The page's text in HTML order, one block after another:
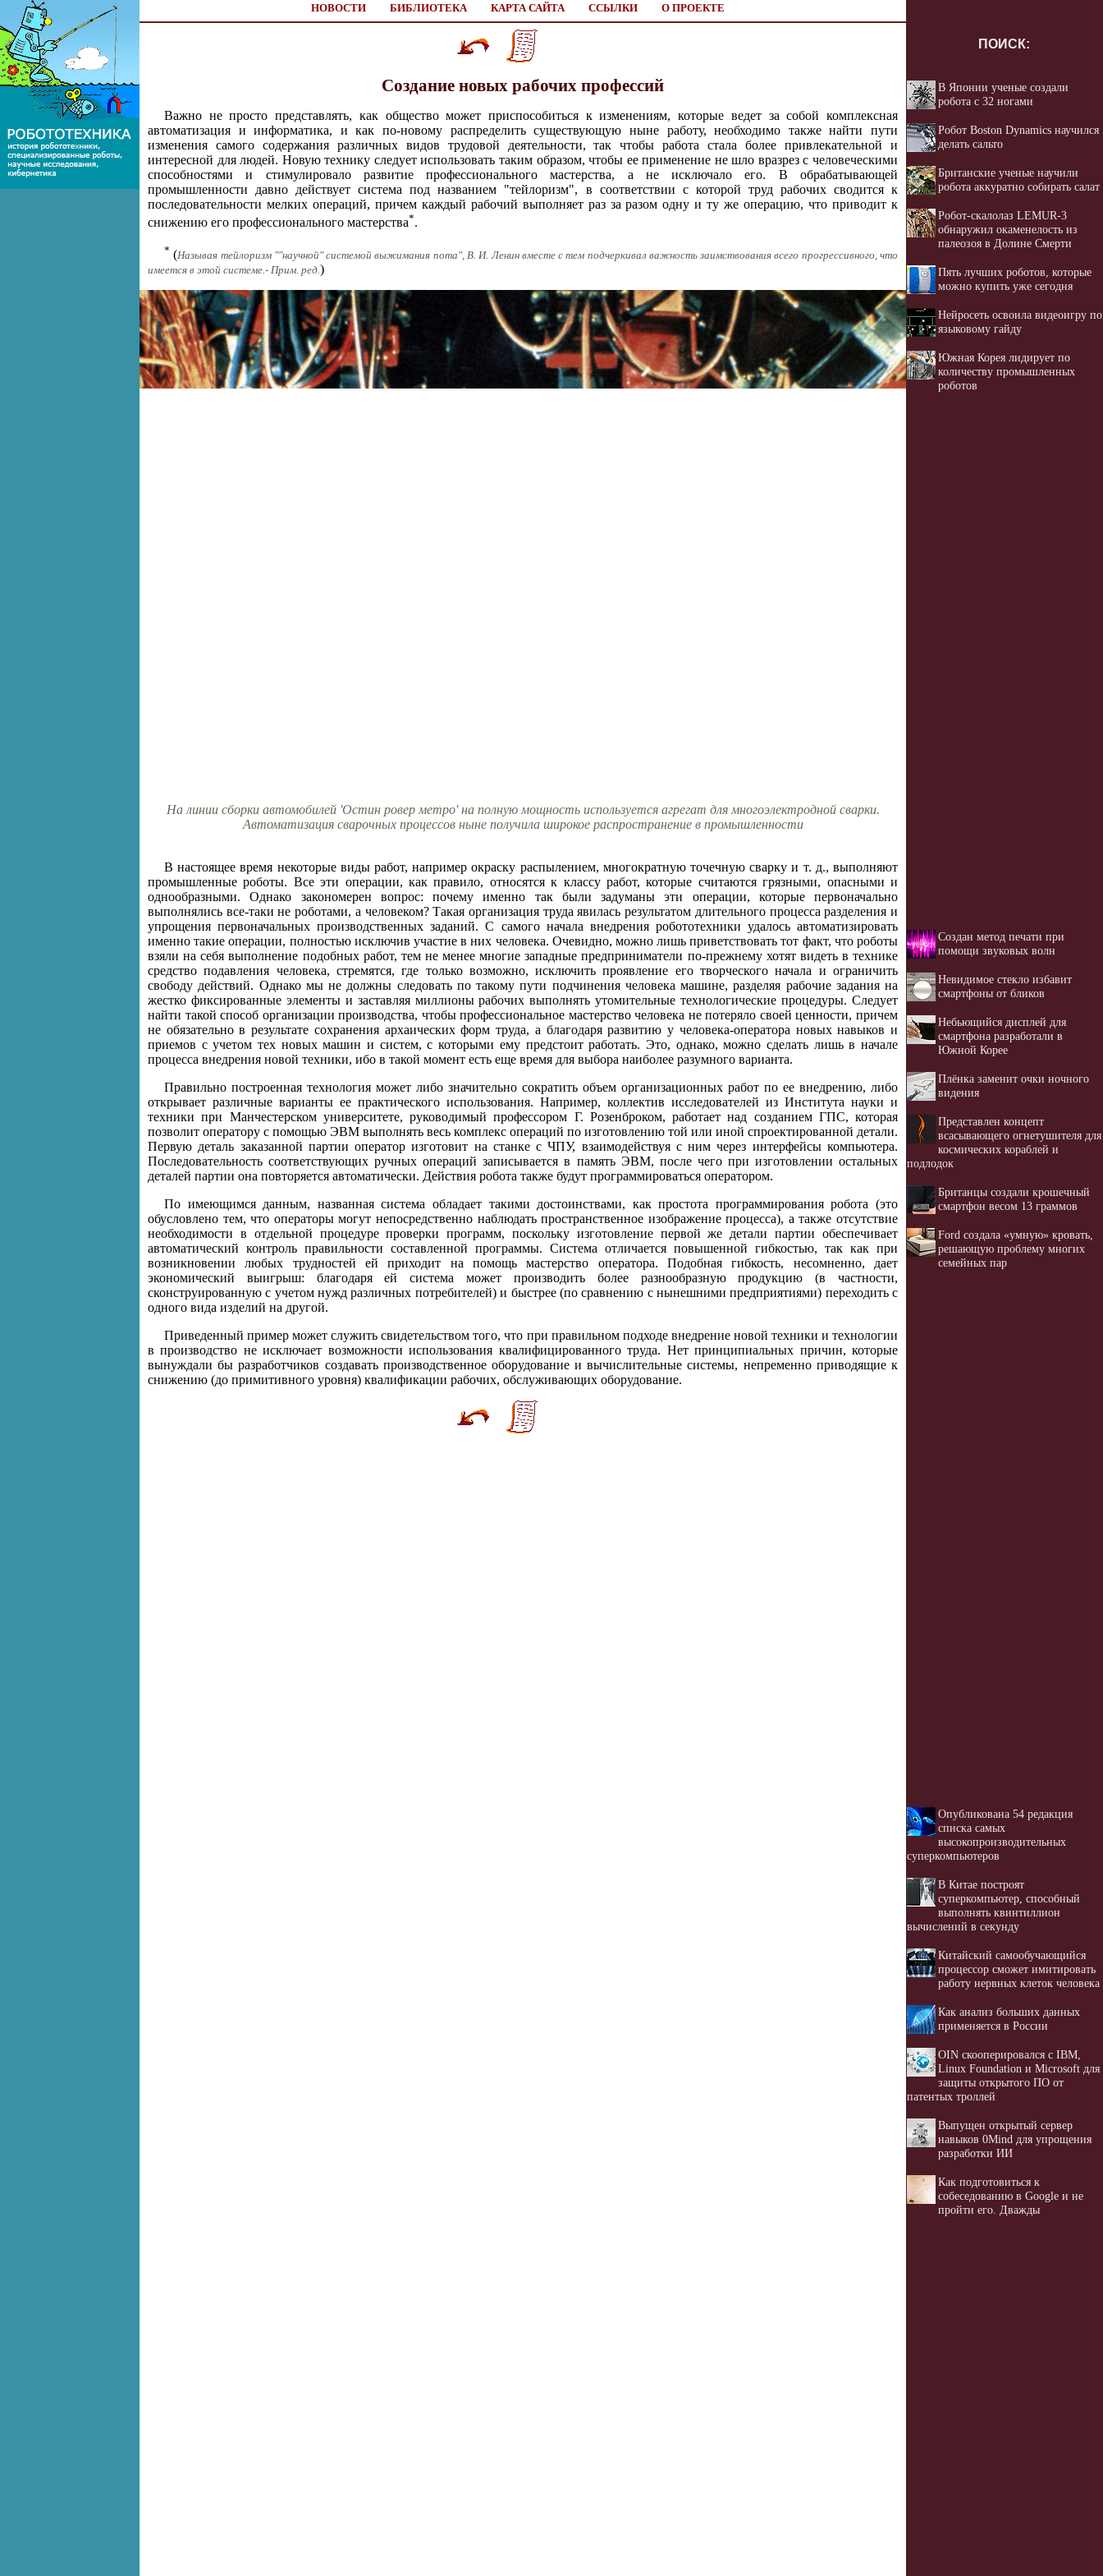
НОВОСТИ БИБЛИОТЕКА КАРТА САЙТА ССЫЛКИ О ПРОЕКТЕ
Создание новых рабочих профессий
Важно не просто представлять, как общество может приспособиться к изменениям, которые ведет за собой комплексная
автоматизация и информатика, и как по-новому распределить существующую ныне работу, необходимо также найти пути
изменения самого содержания различных видов трудовой деятельности, так чтобы работа стала более привлекательной и
интересной для людей. Новую технику следует использовать таким образом, чтобы ее применение не шло вразрез с человеческими
способностями и стимулировало развитие профессионального мастерства, а не исключало его. В обрабатывающей
промышленности давно действует система под названием "тейлоризм", в соответствии с которой труд рабочих сводится к
последовательности мелких операций, причем каждый рабочий выполняет раз за разом одну и ту же операцию, что приводит к
снижению его профессионального мастерства*.
* (Называя тейлоризм ""научной" системой выжимания пота", В. И. Ленин вместе с тем подчеркивал важность заимствования всего прогрессивного, что
имеется в этой системе.- Прим. ред.)
На линии сборки автомобилей 'Остин ровер метро' на полную мощность используется агрегат для многоэлектродной сварки.
Автоматизация сварочных процессов ныне получила широкое распространение в промышленности
В настоящее время некоторые виды работ, например окраску распылением, многократную точечную сварку и т. д., выполняют
промышленные роботы. Все эти операции, как правило, относятся к классу работ, которые считаются грязными, опасными и
однообразными. Однако закономерен вопрос: почему именно так были задуманы эти операции, которые первоначально
выполнялись все-таки не роботами, а человеком? Такая организация труда явилась результатом длительного процесса разделения и
упрощения первоначальных производственных заданий. С самого начала внедрения робототехники удалось автоматизировать
именно такие операции, полностью исключив участие в них человека. Очевидно, можно лишь приветствовать тот факт, что роботы
взяли на себя выполнение подобных работ, тем не менее многие западные предприниматели по-прежнему хотят видеть в технике
средство подавления человека, стремятся, где только возможно, исключить проявление его творческого начала и ограничить
свободу действий. Однако мы не должны следовать по такому пути подчинения человека машине, разделяя рабочие задания на
жестко фиксированные элементы и заставляя миллионы рабочих выполнять утомительные технологические процедуры. Следует
найти такой способ организации производства, чтобы профессиональное мастерство человека не потеряло своей ценности, причем
не обязательно в результате сохранения архаических форм труда, а благодаря развитию у человека-оператора новых навыков и
приемов с учетом тех новых машин и систем, с которыми ему предстоит работать. Это, однако, можно сделать лишь в начале
процесса внедрения новой техники, ибо в такой момент есть еще время для выбора наиболее разумного варианта.
Правильно построенная технология может либо значительно сократить объем организационных работ по ее внедрению, либо
открывает различные варианты ее практического использования. Например, коллектив исследователей из Института науки и
техники при Манчестерском университете, руководимый профессором Г. Розенброком, работает над созданием ГПС, которая
позволит оператору с помощью ЭВМ выполнять весь комплекс операций по изготовлению той или иной спроектированной детали.
Первую деталь заказанной партии оператор изготовит на станке с ЧПУ, взаимодействуя с ним через интерфейсы компьютера.
Последовательность соответствующих ручных операций записывается в память ЭВМ, после чего при изготовлении остальных
деталей партии она повторяется автоматически. Действия робота также будут программироваться оператором.
По имеющимся данным, названная система обладает такими достоинствами, как простота программирования робота (это
обусловлено тем, что операторы могут непосредственно наблюдать пространственное изображение процесса), а также отсутствие
необходимости в отдельной процедуре проверки программ, поскольку изготовление первой же детали партии обеспечивает
автоматический контроль правильности составленной программы. Система отличается повышенной гибкостью, так как при
возникновении любых трудностей ей приходит на помощь мастерство оператора. Подобная гибкость, несомненно, дает
экономический выигрыш: благодаря ей система может производить более разнообразную продукцию (в частности,
сконструированную с учетом нужд различных потребителей) и быстрее (по сравнению с нынешними предприятиями) переходить с
одного вида изделий на другой.
Приведенный пример может служить свидетельством того, что при правильном подходе внедрение новой техники и технологии
в производство не исключает возможности использования квалифицированного труда. Нет принципиальных причин, которые
вынуждали бы разработчиков создавать производственное оборудование и вычислительные системы, непременно приводящие к
снижению (до примитивного уровня) квалификации рабочих, обслуживающих оборудование.
ПОИСК:
В Японии ученые создали
робота с 32 ногами
Робот Boston Dynamics научился
делать сальто
Британские ученые научили
робота аккуратно собирать салат
Робот-скалолаз LEMUR-3
обнаружил окаменелость из
палеозоя в Долине Смерти
Пять лучших роботов, которые
можно купить уже сегодня
Нейросеть освоила видеоигру по
языковому гайду
Южная Корея лидирует по
количеству промышленных
роботов
Создан метод печати при
помощи звуковых волн
Невидимое стекло избавит
смартфоны от бликов
Небьющийся дисплей для
смартфона разработали в
Южной Корее
Плёнка заменит очки ночного
видения
Представлен концепт
всасывающего огнетушителя для
космических кораблей и
подлодок
Британцы создали крошечный
смартфон весом 13 граммов
Ford создала «умную» кровать,
решающую проблему многих
семейных пар
Опубликована 54 редакция
списка самых
высокопроизводительных
суперкомпьютеров
В Китае построят
суперкомпьютер, способный
выполнять квинтиллион
вычислений в секунду
Китайский самообучающийся
процессор сможет имитировать
работу нервных клеток человека
Как анализ больших данных
применяется в России
OIN скооперировался с IBM,
Linux Foundation и Microsoft для
защиты открытого ПО от
патентых троллей
Выпущен открытый сервер
навыков 0Mind для упрощения
разработки ИИ
Как подготовиться к
собеседованию в Google и не
пройти его. Дважды